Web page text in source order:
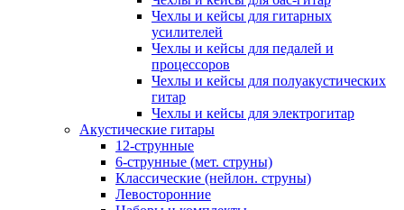
Чехлы и кейсы для гитарных
усилителей
Чехлы и кейсы для педалей и
процессоров
Чехлы и кейсы для полуакустических
гитар
Чехлы и кейсы для электрогитар
Акустические гитары
12-струнные
6-струнные (мет. струны)
Классические (нейлон. струны)
Левосторонние